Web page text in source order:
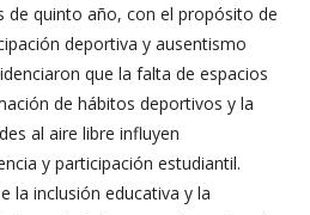
de quinto año, con el propósito de
deportiva y ausentismo
que la falta de espacios
de hábitos deportivos y la
al aire libre influyen
y participación estudiantil.
la inclusión educativa y la